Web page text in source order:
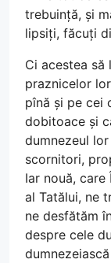
trebuință, și
lipsiți, făcuți
Ci acestea să
praznicelor
pînă și pe cei
dobitoace și
dumnezeul
scornitori,
Iar nouă,
al Tatălui, ne
ne desfătăm
despre cele